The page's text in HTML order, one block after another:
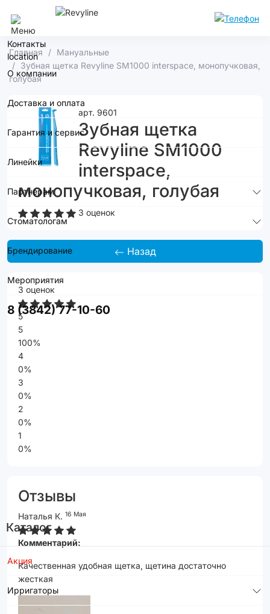
Кемерово
Контакты
О компании
Доставка и оплата
Гарантия и сервис
Линейки
Партнерам
Стоматологам
Брендирование
Мероприятия
8 (3842) 77-10-60
Каталог
Акция
Ирригаторы
Главная
Мануальные
Зубная щетка Revyline SM1000 interspace, монопучковая,
голубая
арт. 9601
Зубная щетка
Revyline SM1000
interspace,
монопучковая, голубая
3 оценок
Назад
3 оценок
5
5
100%
4
0%
3
0%
2
0%
1
0%
Отзывы
Наталья К. 16 Мая
Комментарий:
Качественная удобная щетка, щетина достаточно
жесткая